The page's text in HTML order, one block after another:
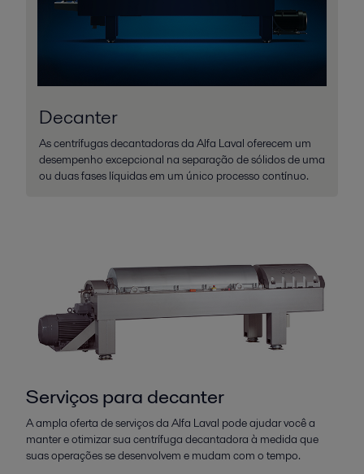
Decanter
As centrífugas decantadoras da Alfa Laval oferecem um
desempenho excepcional na separação de sólidos de uma
ou duas fases líquidas em um único processo contínuo.
Serviços para decanter
A ampla oferta de serviços da Alfa Laval pode ajudar você a
manter e otimizar sua centrífuga decantadora à medida que
suas operações se desenvolvem e mudam com o tempo.